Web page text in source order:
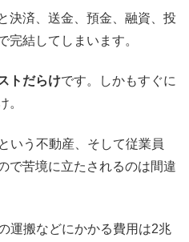
決済、送金、預金、融資、投
完結してしまいます。
トだらけです。しかもすぐに
。
いう不動産、そして従業員
で苦境に立たされるのは間違
運搬などにかかる費用は2兆